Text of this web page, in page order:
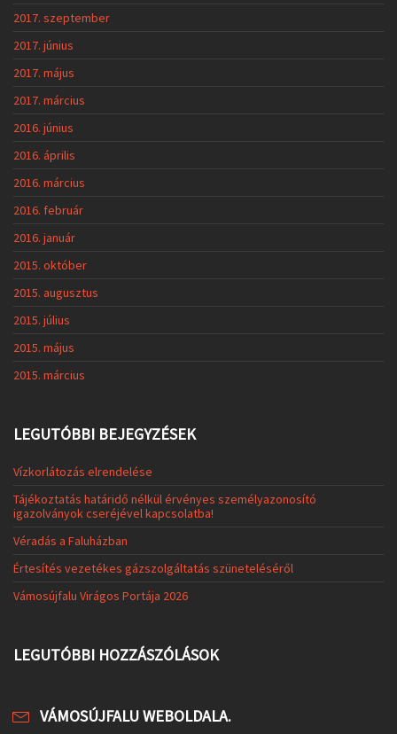
2017. szeptember
2017. június
2017. május
2017. március
2016. június
2016. április
2016. március
2016. február
2016. január
2015. október
2015. augusztus
2015. július
2015. május
2015. március
LEGUTÓBBI BEJEGYZÉSEK
Vízkorlátozás elrendelése
Tájékoztatás határidő nélkül érvényes személyazonosító
igazolványok cseréjével kapcsolatba!
Véradás a Faluházban
Értesítés vezetékes gázszolgáltatás szüneteléséről
Vámosújfalu Virágos Portája 2026
LEGUTÓBBI HOZZÁSZÓLÁSOK
VÁMOSÚJFALU WEBOLDALA.